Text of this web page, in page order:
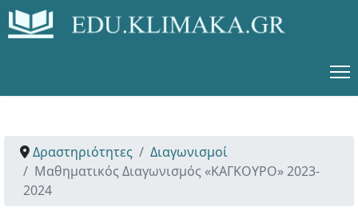
Δραστηριότητες
Διαγωνισμοί
Μαθηματικός Διαγωνισμός «ΚΑΓΚΟΥΡΟ» 2023-
2024